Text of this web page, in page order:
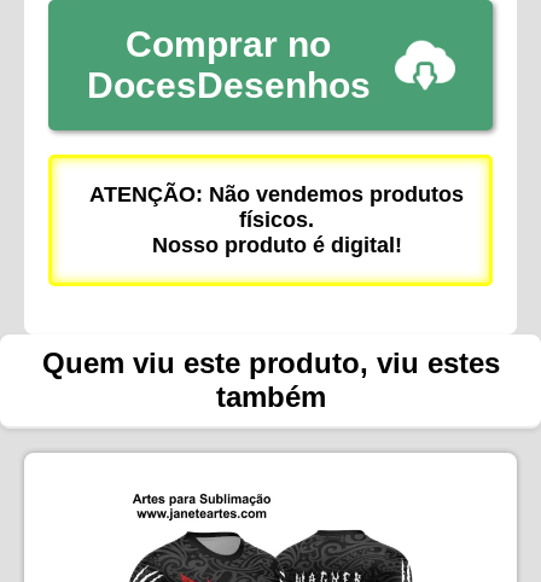
Comprar no
DocesDesenhos
ATENÇÃO: Não vendemos produtos
físicos.
Nosso produto é digital!
Quem viu este produto, viu estes
também